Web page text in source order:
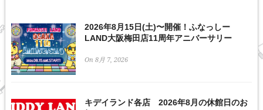
2026年8月15日(土)〜開催！ふなっしー
LAND大阪梅田店11周年アニバーサリー
On 8月 7, 2026
キデイランド各店 2026年8月の休館日のお